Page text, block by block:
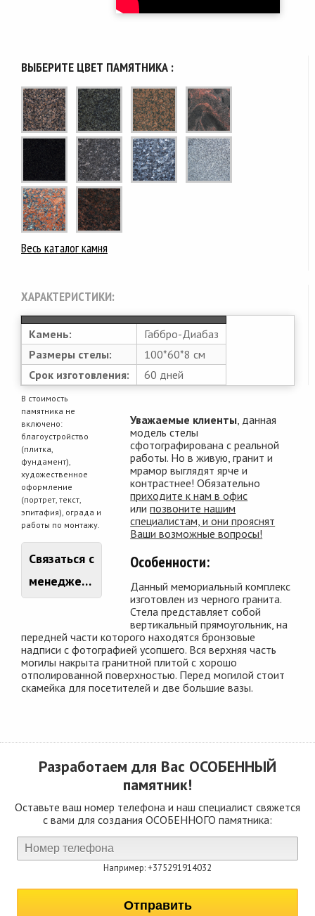
ВЫБЕРИТЕ ЦВЕТ ПАМЯТНИКА :
Весь каталог камня
ХАРАКТЕРИСТИКИ:
Камень:
Габбро-Диабаз
Размеры стелы:
100*60*8 см
Срок изготовления:
60 дней
В стоимость
памятника не
включено:
благоустройство
(плитка,
фундамент),
художественное
оформление
(портрет, текст,
эпитафия), ограда и
работы по монтажу.
Связаться с
менеджером
Уважаемые клиенты , данная
модель стелы
сфотографирована с реальной
работы. Но в живую, гранит и
мрамор выглядят ярче и
контрастнее! Обязательно
приходите к нам в офис
илипозвоните нашим
специалистам, и они прояснят
Ваши возможные вопросы!
Особенности:
Данный мемориальный комплекс
изготовлен из черного гранита.
Стела представляет собой
вертикальный прямоугольник, на
передней части которого находятся бронзовые
надписи с фотографией усопшего. Вся верхняя часть
могилы накрыта гранитной плитой с хорошо
отполированной поверхностью. Перед могилой стоит
скамейка для посетителей и две большие вазы.
Разработаем для Вас ОСОБЕННЫЙ
памятник!
Оставьте ваш номер телефона и наш специалист свяжется
с вами для создания ОСОБЕННОГО памятника:
Например: +375291914032